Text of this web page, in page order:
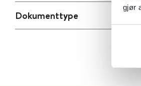
gjør
Dokumenttype